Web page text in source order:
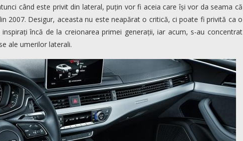
când este privit din lateral, puțin vor fi aceia care își vor da seama că
2007. Desigur, aceasta nu este neapărat o critică, ci poate fi privită ca o
încă de la creionarea primei generații, iar acum, s-au concentrat
ale umerilor laterali.